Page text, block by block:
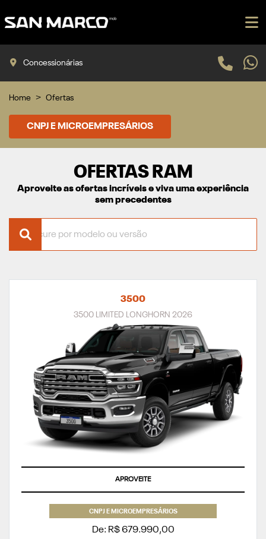
Concessionárias
Home Ofertas
CNPJ E MICROEMPRESÁRIOS
OFERTAS RAM
Aproveite as ofertas incríveis e viva uma experiência
sem precedentes
3500
3500 LIMITED LONGHORN 2026
APROVEITE
CNPJ E MICROEMPRESÁRIOS
De: R$ 679.990,00